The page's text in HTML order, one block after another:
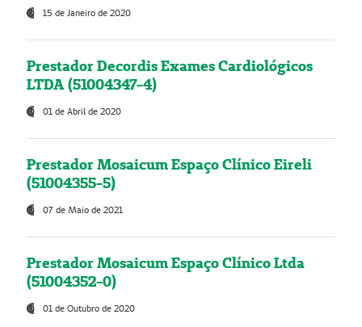
15 de Janeiro de 2020
Prestador Decordis Exames Cardiológicos
LTDA (51004347-4)
01 de Abril de 2020
Prestador Mosaicum Espaço Clínico Eireli
(51004355-5)
07 de Maio de 2021
Prestador Mosaicum Espaço Clínico Ltda
(51004352-0)
01 de Outubro de 2020